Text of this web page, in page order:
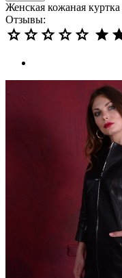
Женская кожаная
Отзывы: